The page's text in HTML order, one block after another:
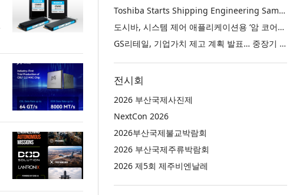
Toshiba Starts Shipping Engineering Samples of TXZ+™ Family Entry‑Class M4V Group, Standard Microcontrollers with Arm® Cortex®‑M4 Core for System Control Applications
도시바, 시스템 제어 애플리케이션용 ‘암 코어텍스-M4’ 코어 탑재 표준 마이크로컨트롤러 TXZ+ 패밀리 엔트리 클래스 ‘M4V 그룹’ 엔지니어링 샘플 출하 개시
GS리테일, 기업가치 제고 계획 발표… 중장기 성장 기반 강화와 주주가치 제고
전시회
2026 부산국제사진제
NextCon 2026
2026부산국제불교박람회
2026 부산국제주류박람회
2026 제5회 제주비엔날레